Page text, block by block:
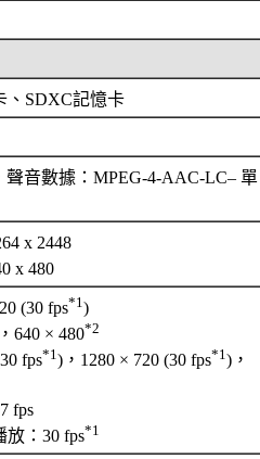
、SDXC記憶卡
聲音數據：MPEG-4-AAC-LC– 單
x 2448
x 480
(30 fps*1 )
，640 × 480*2
fps*1 )，1280 × 720 (30 fps*1 )，
fps
放：30 fps*1